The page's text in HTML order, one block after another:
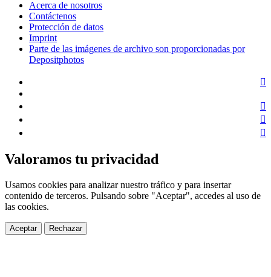
Acerca de nosotros
Contáctenos
Protección de datos
Imprint
Parte de las imágenes de archivo son proporcionadas por
Depositphotos
Valoramos tu privacidad
Usamos cookies para analizar nuestro tráfico y para insertar
contenido de terceros. Pulsando sobre "Aceptar", accedes al uso de
las cookies.
Aceptar Rechazar